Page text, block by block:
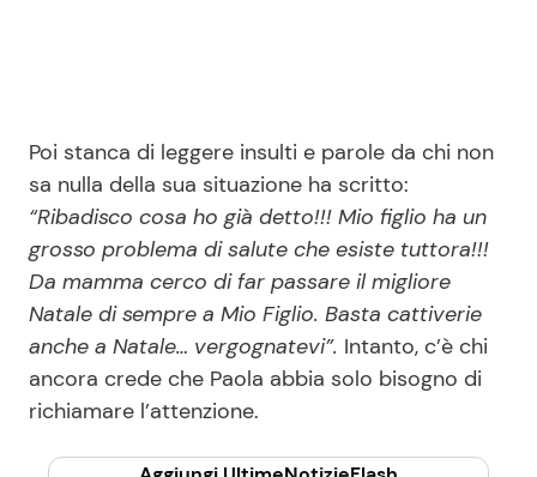
Poi stanca di leggere insulti e parole da chi non
sa nulla della sua situazione ha scritto:
“Ribadisco cosa ho già detto!!! Mio figlio ha un
grosso problema di salute che esiste tuttora!!!
Da mamma cerco di far passare il migliore
Natale di sempre a Mio Figlio. Basta cattiverie
anche a Natale… vergognatevi”. Intanto, c’è chi
ancora crede che Paola abbia solo bisogno di
richiamare l’attenzione.